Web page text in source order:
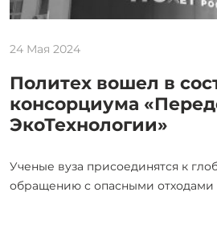
24 Мая 2024
Политех вошел в
консорциума
ЭкоТехнологии»
Ученые вуза присоединятся к
обращению с опасными отходами